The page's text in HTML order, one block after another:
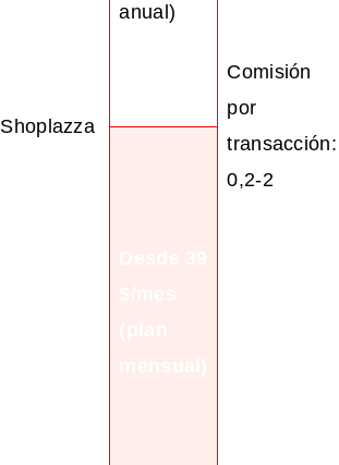
Shoplazza
anual)
Comisión
por
transacción:
0,2-2